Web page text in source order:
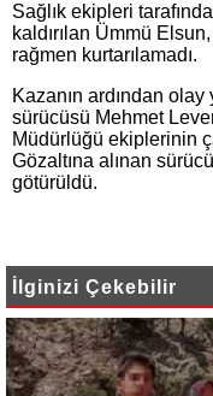
Sağlık ekipleri
kaldırılan Ümmü
rağmen kurtarılamadı.
Kazanın ardından
sürücüsü Mehmet
Müdürlüğü ekiplerinin
Gözaltına alınan
götürüldü.
İlginizi Çekebilir